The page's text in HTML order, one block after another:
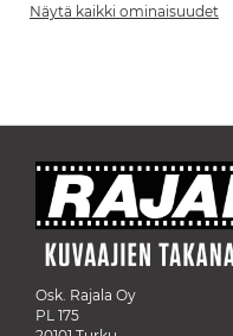
Näytä kaikki ominaisuudet
Osk. Rajala Oy
PL 175